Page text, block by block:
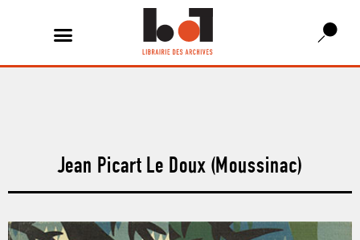
Jean Picart Le Doux (Moussinac)